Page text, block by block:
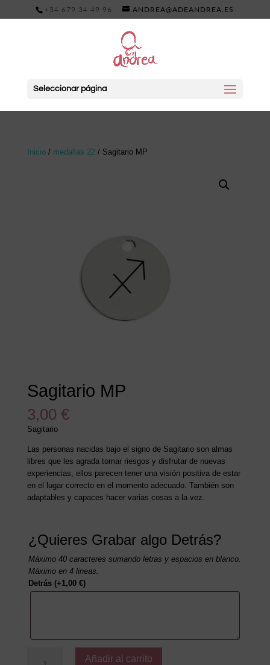
+34 679 34 49 96 ANDREA@ADEANDREA.ES
Seleccionar página
Inicio/ medallas 22/ Sagitario MP
Sagitario MP
3,00 €
Sagitario
Las personas nacidas bajo el signo de Sagitario son almas
libres que les agrada tomar riesgos y disfrutar de nuevas
experiencias, ellos parecen tener una visión positiva de estar
en el lugar correcto en el momento adecuado. También son
adaptables y capaces hacer varias cosas a la vez.
¿Quieres Grabar algo Detrás?
Máximo 40 caracteres sumando letras y espacios en blanco.
Máximo en 4 lineas.
Detrás (+1,00 €)
Añadir al carrito